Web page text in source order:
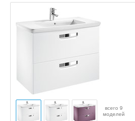
всего 9
моделей